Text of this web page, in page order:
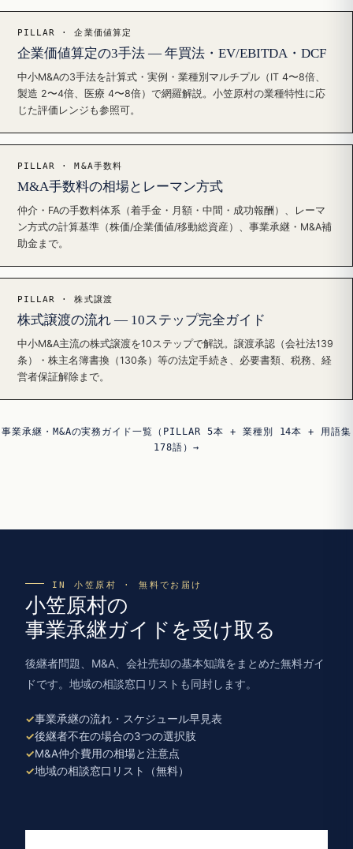
PILLAR · 企業価値算定
企業価値算定の3手法 — 年買法・EV/EBITDA・DCF
中小M&Aの3手法を計算式・実例・業種別マルチプル（IT 4〜8倍、
製造 2〜4倍、医療 4〜8倍）で網羅解説。小笠原村の業種特性に応
じた評価レンジも参照可。
PILLAR · M&A手数料
M&A手数料の相場とレーマン方式
仲介・FAの手数料体系（着手金・月額・中間・成功報酬）、レーマ
ン方式の計算基準（株価/企業価値/移動総資産）、事業承継・M&A補
助金まで。
PILLAR · 株式譲渡
株式譲渡の流れ — 10ステップ完全ガイド
中小M&A主流の株式譲渡を10ステップで解説。譲渡承認（会社法139
条）・株主名簿書換（130条）等の法定手続き、必要書類、税務、経
営者保証解除まで。
事業承継・M&Aの実務ガイド一覧（PILLAR 5本 + 業種別 14本 + 用語集
178語）→
IN 小笠原村 · 無料でお届け
小笠原村の
事業承継ガイドを受け取る
後継者問題、M&A、会社売却の基本知識をまとめた無料ガイ
ドです。地域の相談窓口リストも同封します。
事業承継の流れ・スケジュール早見表
後継者不在の場合の3つの選択肢
M&A仲介費用の相場と注意点
地域の相談窓口リスト（無料）